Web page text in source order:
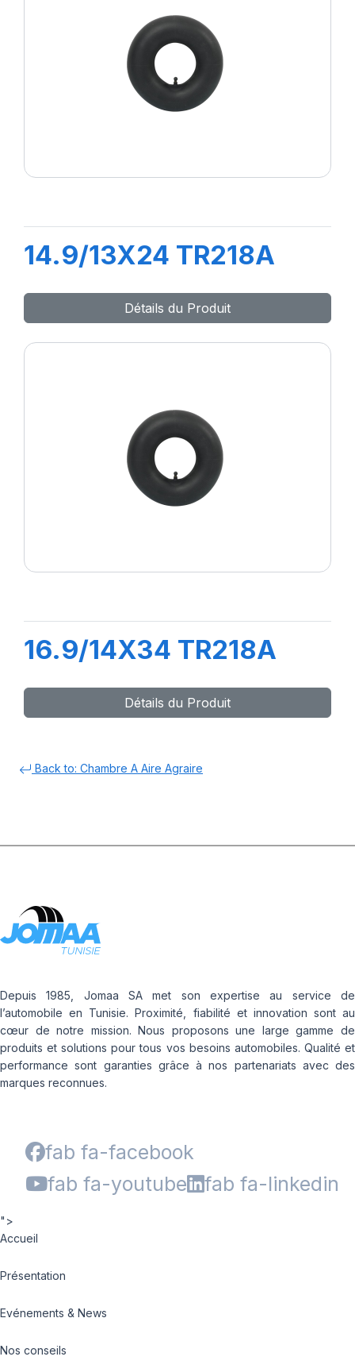
14.9/13X24 TR218A
Détails du Produit
16.9/14X34 TR218A
Détails du Produit
Back to: Chambre A Aire Agraire
Depuis 1985, Jomaa SA met son expertise au service de
l’automobile en Tunisie. Proximité, fiabilité et innovation sont au
cœur de notre mission. Nous proposons une large gamme de
produits et solutions pour tous vos besoins automobiles. Qualité et
performance sont garanties grâce à nos partenariats avec des
marques reconnues.
fab fa-facebook
fab fa-youtube
fab fa-linkedin
">
Accueil
Présentation
Evénements & News
Nos conseils